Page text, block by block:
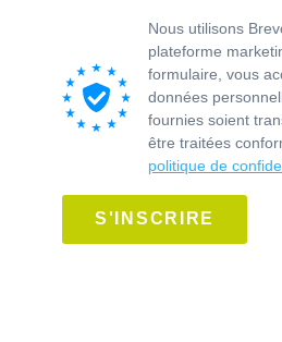
Nous utilisons
plateforme
formulaire, vous
données
fournies soient
être traitées
politique de
S'INSCRIRE